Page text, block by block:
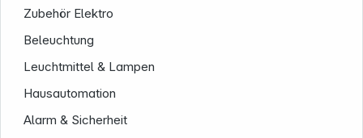
Zubehör Elektro
Beleuchtung
Leuchtmittel & Lampen
Hausautomation
Alarm & Sicherheit